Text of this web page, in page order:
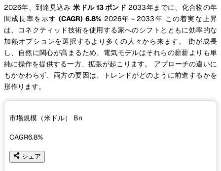
2026年、到達見込み米ドル 13 ポンド 2033年までに、化合物の年
間成長率を示す(CAGR) 6.8% 2026年～2033年 この着実な上昇
は、コネクティッド技術を使用する家へのシフトとともに効率的な
加熱オプションを選択するより多くの人々から来ます。 街が成長
し、自然に関心が高まるため、電気モデルはそれらの薪薪よりも単
純に操作を提供する一方、拡張が起こります。 アプローチの違いに
もかかわらず、両方の要因は、トレンドがどのように前進するかを
形作ります。
市場規模（米ドル） Bn
CAGR6.8%
シェア